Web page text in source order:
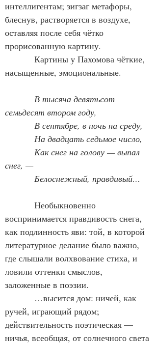
интеллигентам; зигзаг метафоры,
блеснув, растворяется в воздухе,
оставляя после себя чётко
прорисованную картину.
насыщенные, эмоциональные.
В тысяча девятьсот
семьдесят втором году,
            В сентябре, в ночь на среду,
            На двадцать седьмое число,
снег, —
            Белоснежный, правдивый…
воспринимается правдивость снега,
как подлинность яви: той, в которой
литературное делание было важно,
где слышали волхвование стиха, и
ловили оттенки смыслов,
заложенные в поэзии.
ручей, играющий рядом;
действительность поэтическая —
ничья, всеобщая, от солнечного света